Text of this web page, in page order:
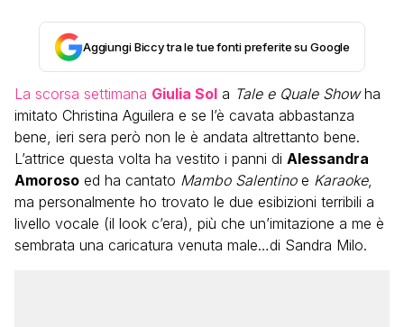
Aggiungi Biccy tra le tue fonti preferite su Google
La scorsa settimana Giulia Sol a Tale e Quale Showha
imitato Christina Aguilera e se l’è cavata abbastanza
bene, ieri sera però non le è andata altrettanto bene.
L’attrice questa volta ha vestito i panni di Alessandra
Amoroso ed ha cantato Mambo Salentino e Karaoke,
ma personalmente ho trovato le due esibizioni terribili a
livello vocale (il look c’era), più che un’imitazione a me è
sembrata una caricatura venuta male…di Sandra Milo.